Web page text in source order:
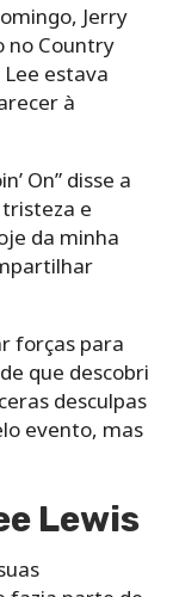
Jerry
no Country
estava
à
On” disse a
tristeza e
da minha
forças para
que descobri
desculpas
evento, mas
Lewis